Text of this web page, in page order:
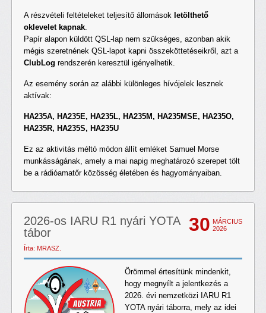
A részvételi feltételeket teljesítő állomások letölthető
oklevelet kapnak.
Papír alapon küldött QSL-lap nem szükséges, azonban akik
mégis szeretnének QSL-lapot kapni összeköttetéseikről, azt a
ClubLog rendszerén keresztül igényelhetik.
Az esemény során az alábbi különleges hívójelek lesznek
aktívak:
HA235A, HA235E, HA235L, HA235M, HA235MSE, HA235O,
HA235R, HA235S, HA235U
Ez az aktivitás méltó módon állít emléket Samuel Morse
munkásságának, amely a mai napig meghatározó szerepet tölt
be a rádióamatőr közösség életében és hagyományaiban.
30 MÁRCIUS
2026
2026-os IARU R1 nyári YOTA
tábor
Írta: MRASZ.
Örömmel értesítünk mindenkit,
hogy megnyílt a jelentkezés a
2026. évi nemzetközi IARU R1
YOTA nyári táborra, mely az idei